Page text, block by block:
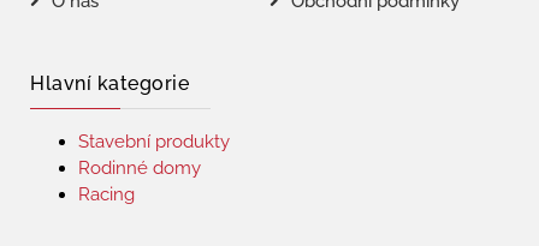
Hlavní kategorie
Stavební produkty
Rodinné domy
Racing